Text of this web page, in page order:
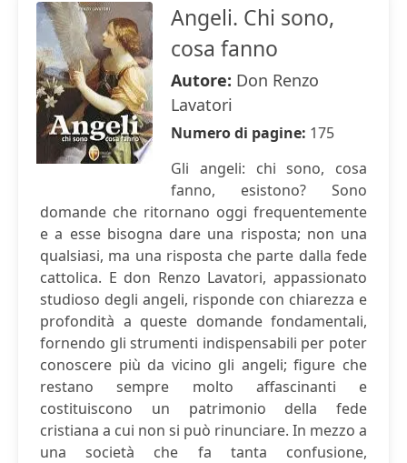
Angeli. Chi sono,
cosa fanno
Autore: Don Renzo
Lavatori
Numero di pagine: 175
Gli angeli: chi sono, cosa
fanno, esistono? Sono
domande che ritornano oggi frequentemente
e a esse bisogna dare una risposta; non una
qualsiasi, ma una risposta che parte dalla fede
cattolica. E don Renzo Lavatori, appassionato
studioso degli angeli, risponde con chiarezza e
profondità a queste domande fondamentali,
fornendo gli strumenti indispensabili per poter
conoscere più da vicino gli angeli; figure che
restano sempre molto affascinanti e
costituiscono un patrimonio della fede
cristiana a cui non si può rinunciare. In mezzo a
una società che fa tanta confusione,